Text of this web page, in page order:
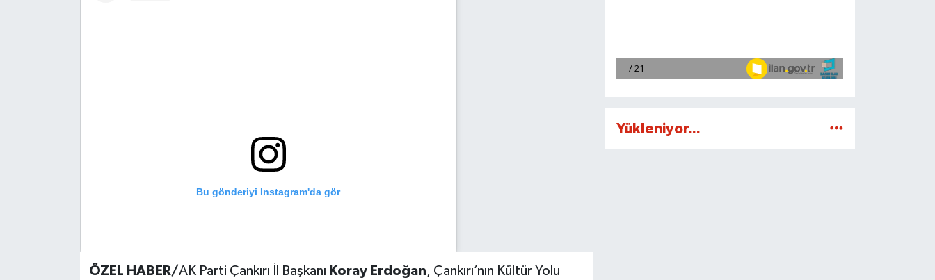
Bu gönderiyi Instagram'da gör
ÖZEL HABER/AK Parti Çankırı İl Başkanı Koray Erdoğan, Çankırı’nın Kültür Yolu
Yükleniyor...